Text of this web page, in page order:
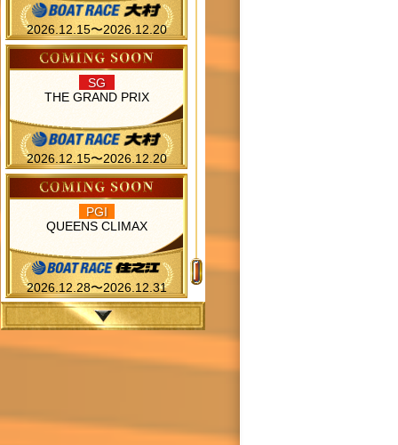
2026.12.15〜2026.12.20
SG
THE GRAND PRIX
2026.12.15〜2026.12.20
PGI
QUEENS CLIMAX
2026.12.28〜2026.12.31